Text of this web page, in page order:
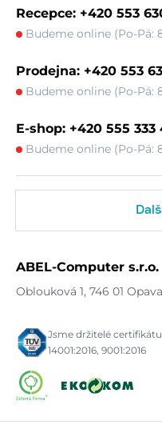
Recepce: +420 553
Budeme online (Po-Pá:
Prodejna: +420 553
Budeme online (Po-Pá:
E-shop: +420 555 333
Budeme online (Po-Pá:
ABEL-Computer s.r.o.
Oblouková 1, 746 01 Opava
Jsme držitelé certifikátu
14001:2016, 9001:2016